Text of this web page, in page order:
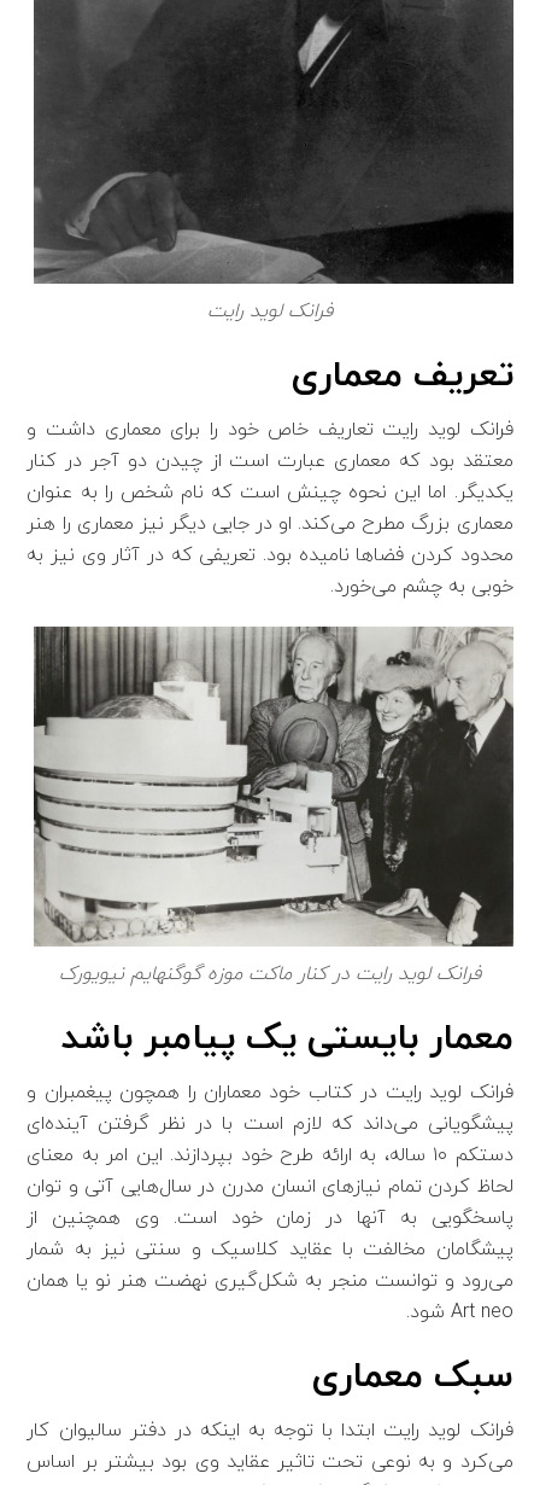
فرانک لوید رایت
تعریف معماری
فرانک لوید رایت تعاریف خاص خود را برای معماری داشت و
معتقد بود که معماری عبارت ‌است‌ از چیدن دو آجر در کنار
یکدیگر. اما این نحوه چینش است که نام شخص را به عنوان
معماری بزرگ مطرح می‌کند. او در جایی دیگر نیز معماری را هنر
محدود کردن فضاها نامیده بود. تعریفی که در آثار وی نیز به
خوبی به چشم می‌خورد.
فرانک لوید رایت در کنار ماکت موزه گوگنهایم نیویورک
معمار بایستی یک پیامبر باشد
فرانک لوید رایت در کتاب خود معماران را همچون پیغمبران و
پیشگویانی می‌داند که لازم است با در نظر گرفتن آینده‌ای
دستکم ۱۰ ساله، به ارائه طرح خود بپردازند. این امر به معنای
لحاظ کردن تمام نیازهای انسان مدرن در سال‌هایی آتی و توان
پاسخگویی به آنها در زمان خود است. وی همچنین از
پیشگامان مخالفت با عقاید کلاسیک و سنتی نیز به شمار
می‌رود و توانست منجر به شکل‌گیری نهضت هنر نو یا همان
Art neo شود.
سبک معماری
فرانک لوید رایت ابتدا با توجه به اینکه در دفتر سالیوان کار
می‌کرد و به نوعی تحت تاثیر عقاید وی بود بیشتر بر اساس